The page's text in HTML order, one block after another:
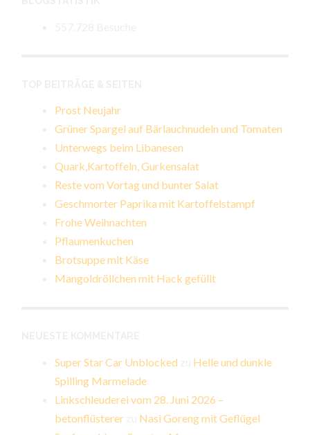
Prost Neujahr
Grüner Spargel auf Bärlauchnudeln und Tomaten
Unterwegs beim Libanesen
Quark,Kartoffeln, Gurkensalat
Reste vom Vortag und bunter Salat
Geschmorter Paprika mit Kartoffelstampf
Frohe Weihnachten
Pflaumenkuchen
Brotsuppe mit Käse
Mangoldröllchen mit Hack gefüllt
Super Star Car Unblocked
Helle und dunkle
Spilling Marmelade
Linkschleuderei vom 28. Juni 2026 –
betonflüsterer
Nasi Goreng mit Geflügel